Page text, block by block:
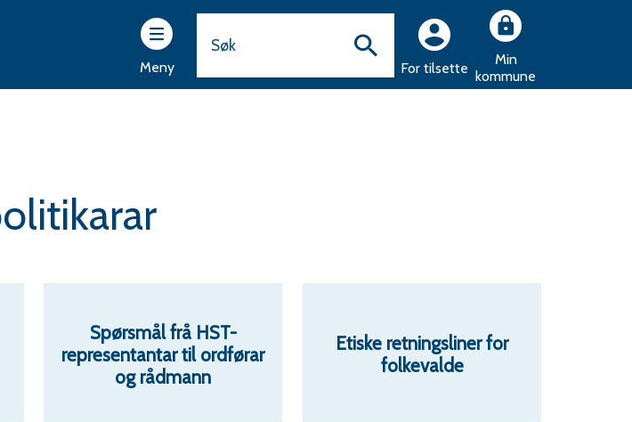
Meny For tilsette
Min
kommune
Spørsmål frå HST-
representantar til ordførar
og rådmann
Etiske retningsliner for
folkevalde